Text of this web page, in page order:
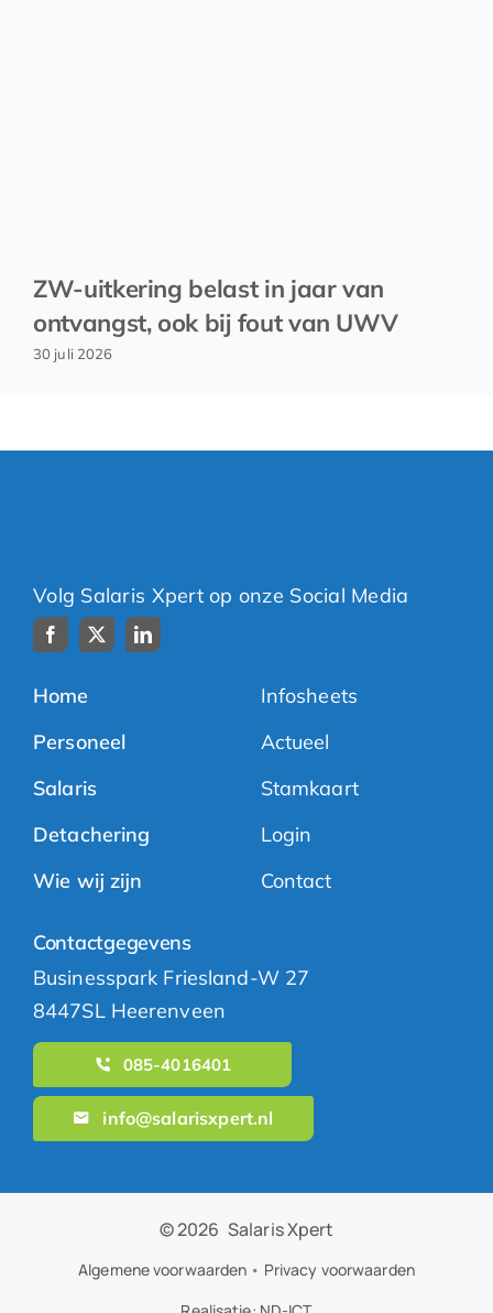
ZW-uitkering belast in jaar van
ontvangst, ook bij fout van UWV
30 juli 2026
Volg Salaris Xpert op onze Social Media
Home
Personeel
Salaris
Detachering
Wie wij zijn
Infosheets
Actueel
Stamkaart
Login
Contact
Contactgegevens
Businesspark Friesland-W 27
8447SL Heerenveen
085-4016401
info@salarisxpert.nl
© 2026 Salaris Xpert
Algemene voorwaarden • Privacy voorwaarden